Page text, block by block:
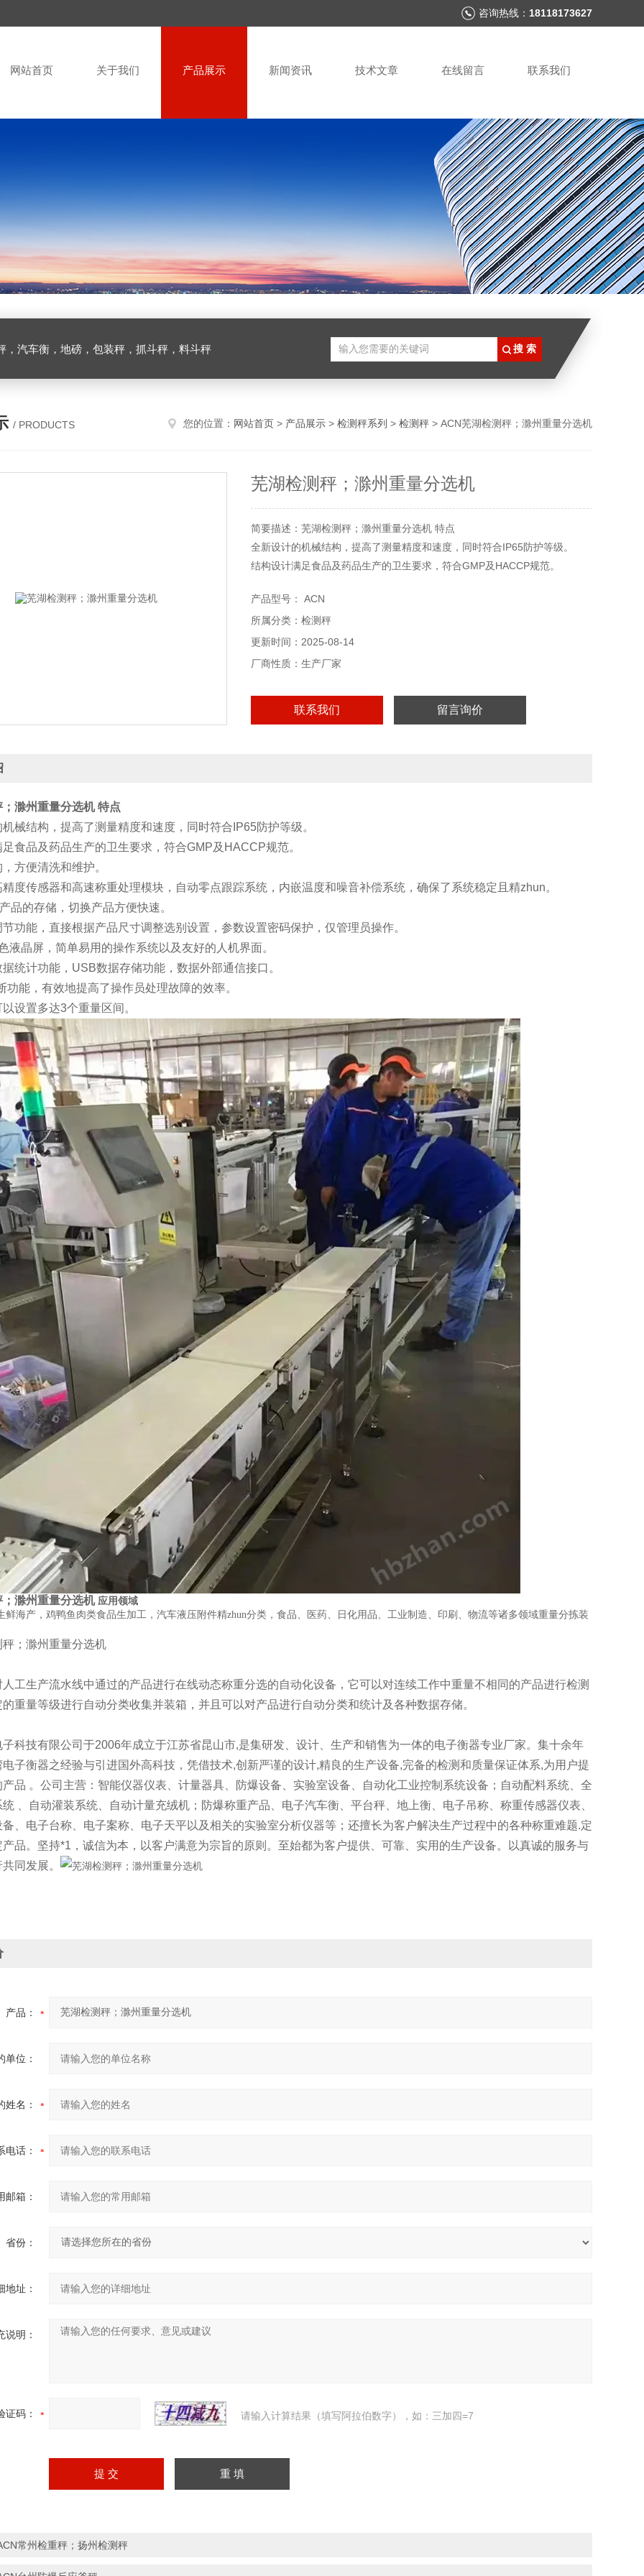
咨询热线： 18118173627
网站首页 关于我们 产品展示 新闻资讯 技术文章 在线留言 联系我们
，汽车衡，地磅，包装秤，抓斗秤，料斗秤
/ PRODUCTS 您的位置： 网站首页 > 产品展示 > 检测秤系列 > 检测秤 > ACN芜湖检测秤；滁州重量分选机
芜湖检测秤；滁州重量分选机
简要描述：芜湖检测秤；滁州重量分选机 特点
全新设计的机械结构，提高了测量精度和速度，同时符合IP65防护等级。
结构设计满足食品及药品生产的卫生要求，符合GMP及HACCP规范。
产品型号： ACN
所属分类：检测秤
更新时间：2025-08-14
厂商性质：生产厂家
联系我们 留言询价
滁州重量分选机 特点
械结构，提高了测量精度和速度，同时符合IP65防护等级。
食品及药品生产的卫生要求，符合GMP及HACCP规范。
方便清洗和维护。
度传感器和高速称重处理模块，自动零点跟踪系统，内嵌温度和噪音补偿系统，确保了系统稳定且精zhun。
品的存储，切换产品方便快速。
功能，直接根据产品尺寸调整选别设置，参数设置密码保护，仅管理员操作。
液晶屏，简单易用的操作系统以及友好的人机界面。
统计功能，USB数据存储功能，数据外部通信接口。
功能，有效地提高了操作员处理故障的效率。
设置多达3个重量区间。
滁州重量分选机 应用领域
鲜海产，鸡鸭鱼肉类食品生加工，汽车液压附件精zhun分类，食品、医药、日化用品、工业制造、印刷、物流等诸多领域重量分拣装
工生产流水线中通过的产品进行在线动态称重分选的自动化设备，它可以对连续工作中重量不相同的产品进行检测
重量等级进行自动分类收集并装箱，并且可以对产品进行自动分类和统计及各种数据存储。
科技有限公司于2006年成立于江苏省昆山市,是集研发、设计、生产和销售为一体的电子衡器专业厂家。集十余年
子衡器之经验与引进国外高科技，凭借技术,创新严谨的设计,精良的生产设备,完备的检测和质量保证体系,为用户提
品 。公司主营：智能仪器仪表、计量器具、防爆设备、实验室设备、自动化工业控制系统设备；自动配料系统、全
、自动灌装系统、自动计量充绒机；防爆称重产品、电子汽车衡、平台秤、地上衡、电子吊称、称重传感器仪表、
、电子台称、电子案称、电子天平以及相关的实验室分析仪器等；还擅长为客户解决生产过程中的各种称重难题.定
品。坚持*1，诚信为本，以客户满意为宗旨的原则。至始都为客户提供、可靠、实用的生产设备。以真诚的服务与
同发展。
产品：
单位：
姓名：
电话：
邮箱：
省份：
地址：
说明：
证码： 请输入计算结果（填写阿拉伯数字），如：三加四=7
常州检重秤；扬州检测秤